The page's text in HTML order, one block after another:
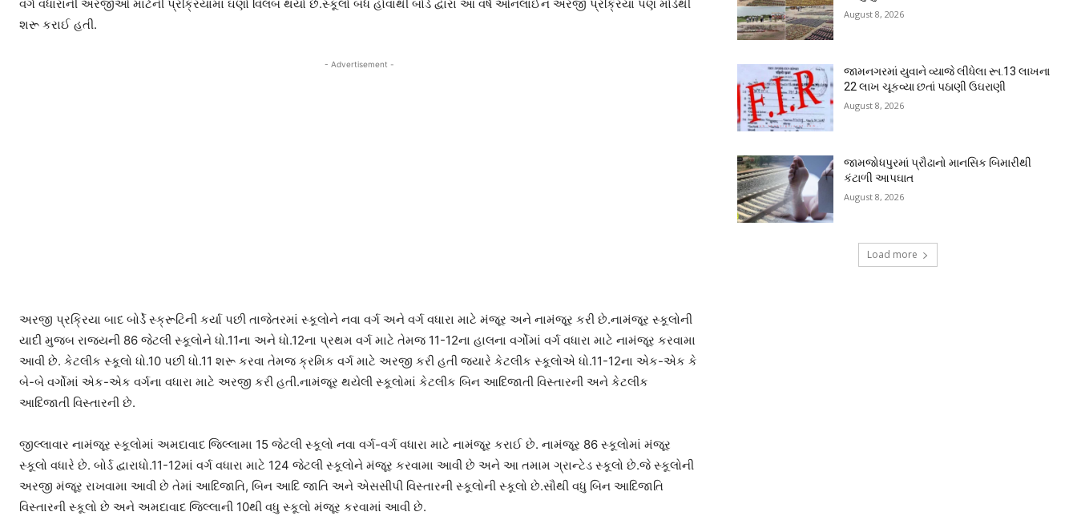
વર્ગ વધારાની અરજીઓ માટેની પ્રક્રિયામાં ઘણો વિલંબ થયો છે.સ્કૂલો બંધ હોવાથી બોર્ડ દ્વારા આ વર્ષે ઓનલાઈન અરજી પ્રક્રિયા પણ મોડેથી
શરૂ કરાઈ હતી.
- Advertisement -
અરજી પ્રક્રિયા બાદ બોર્ડે સ્ક્રૂટિની કર્યા પછી તાજેતરમાં સ્કૂલોને નવા વર્ગ અને વર્ગ વધારા માટે મંજૂર અને નામંજૂર કરી છે.નામંજૂર સ્કૂલોની
યાદી મુજબ રાજ્યની 86 જેટલી સ્કૂલોને ધો.11ના અને ધો.12ના પ્રથમ વર્ગ માટે તેમજ 11-12ના હાલના વર્ગોમાં વર્ગ વધારા માટે નામંજૂર કરવામા
આવી છે. કેટલીક સ્કૂલો ધો.10 પછી ધો.11 શરૂ કરવા તેમજ ક્રમિક વર્ગ માટે અરજી કરી હતી જ્યારે કેટલીક સ્કૂલોએ ધો.11-12ના એક-એક કે
બે-બે વર્ગોમાં એક-એક વર્ગના વધારા માટે અરજી કરી હતી.નામંજૂર થયેલી સ્કૂલોમાં કેટલીક બિન આદિજાતી વિસ્તારની અને કેટલીક
આદિજાતી વિસ્તારની છે.
જીલ્લાવાર નામંજૂર સ્કૂલોમાં અમદાવાદ જિલ્લામા 15 જેટલી સ્કૂલો નવા વર્ગ-વર્ગ વધારા માટે નામંજૂર કરાઈ છે. નામંજૂર 86 સ્કૂલોમાં મંજૂર
સ્કૂલો વધારે છે. બોર્ડ દ્વારાધો.11-12માં વર્ગ વધારા માટે 124 જેટલી સ્કૂલોને મંજૂર કરવામા આવી છે અને આ તમામ ગ્રાન્ટેડ સ્કૂલો છે.જે સ્કૂલોની
અરજી મંજૂર રાખવામા આવી છે તેમાં આદિજાતિ, બિન આદિ જાતિ અને એસસીપી વિસ્તારની સ્કૂલોની સ્કૂલો છે.સૌથી વધુ બિન આદિજાતિ
વિસ્તારની સ્કૂલો છે અને અમદાવાદ જિલ્લાની 10થી વધુ સ્કૂલો મંજૂર કરવામાં આવી છે.
August 8, 2026
જામનગરમાં યુવાને વ્યાજે લીધેલા રૂા.13 લાખના
22 લાખ ચૂકવ્યા છતાં પઠાણી ઉઘરાણી
August 8, 2026
જામજોધપુરમાં પ્રૌઢાનો માનસિક બિમારીથી
કંટાળી આપઘાત
August 8, 2026
Load more